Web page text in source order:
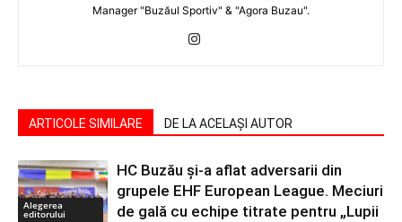
Manager "Buzăul Sportiv" & "Agora Buzau".
ARTICOLE SIMILARE DE LA ACELAȘI AUTOR
Alegerea
editorului
HC Buzău și-a aflat adversarii din
grupele EHF European League. Meciuri
de gală cu echipe titrate pentru „Lupii